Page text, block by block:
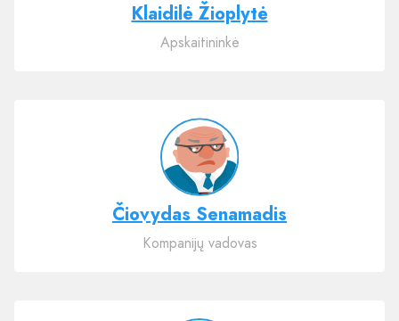
Klaidilė Žioplytė
Apskaitininkė
Čiovydas Senamadis
Kompanijų vadovas